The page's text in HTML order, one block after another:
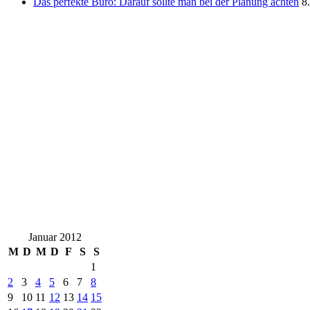
Januar 2012
M D M D F S
S
1
2
3 4 5 6 7
8
9
10 11 12 13 14 15